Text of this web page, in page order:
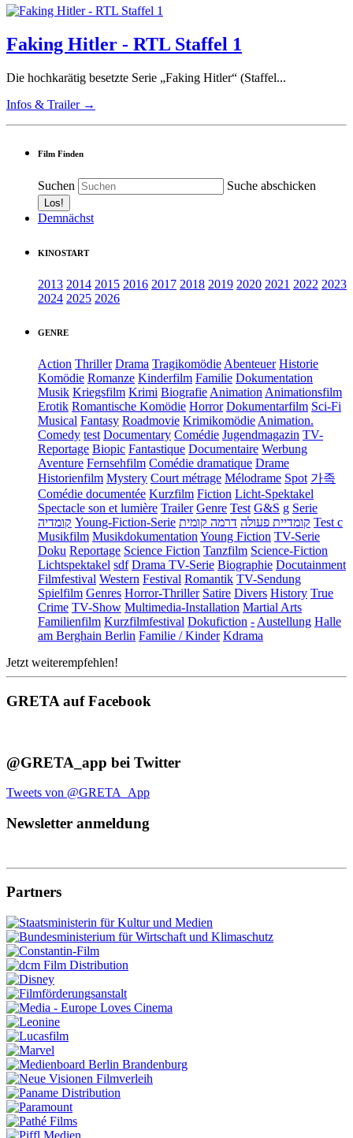
Faking Hitler - RTL Staffel 1
Die hochkarätig besetzte Serie „Faking Hitler“ (Staffel...
Infos & Trailer →
Film Finden
Suchen Suche abschicken
Demnächst
KINOSTART
2013 2014 2015 2016 2017 2018 2019 2020 2021 2022 2023
2024 2025 2026
GENRE
Action Thriller Drama TragikomödieAbenteuer Historie
Komödie Romanze Kinderfilm Familie Dokumentation
Musik Kriegsfilm Krimi BiografieAnimationAnimationsfilm
Erotik Romantische Komödie Horror Dokumentarfilm Sci-Fi
Musical Fantasy Roadmovie KrimikomödieAnimation.
Comedy test Documentary Comédie Jugendmagazin TV-
Reportage Biopic Fantastique Documentaire Werbung
Aventure Fernsehfilm Comédie dramatique Drame
Historienfilm Mystery Court métrage Mélodrame Spot 가족
Comédie documentée Kurzfilm Fiction Licht-Spektakel
Spectacle son et lumière Trailer Genre Test G&S g Serie
קומדיה Young-Fiction-Serie קומדיית פעולה דרמה קומית
Test c
Musikfilm MusikdokumentationYoung Fiction TV-Serie
Doku Reportage Science Fiction Tanzfilm Science-Fiction
Lichtspektakel sdf Drama TV-Serie Biographie Docutainment
Filmfestival Western Festival Romantik TV-Sendung
Spielfilm Genres Horror-Thriller Satire Divers History True
Crime TV-Show Multimedia-Installation Martial Arts
Familienfilm Kurzfilmfestival Dokufiction -Austellung Halle
am Berghain Berlin Familie / Kinder Kdrama
Jetzt weiterempfehlen!
GRETA auf Facebook
@GRETA_app bei Twitter
Tweets von @GRETA_App
Newsletter anmeldung
Partners